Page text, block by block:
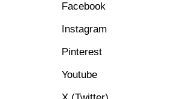
Facebook
Instagram
Pinterest
Youtube